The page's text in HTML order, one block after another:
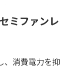
ミファンレ
、消費電力を抑